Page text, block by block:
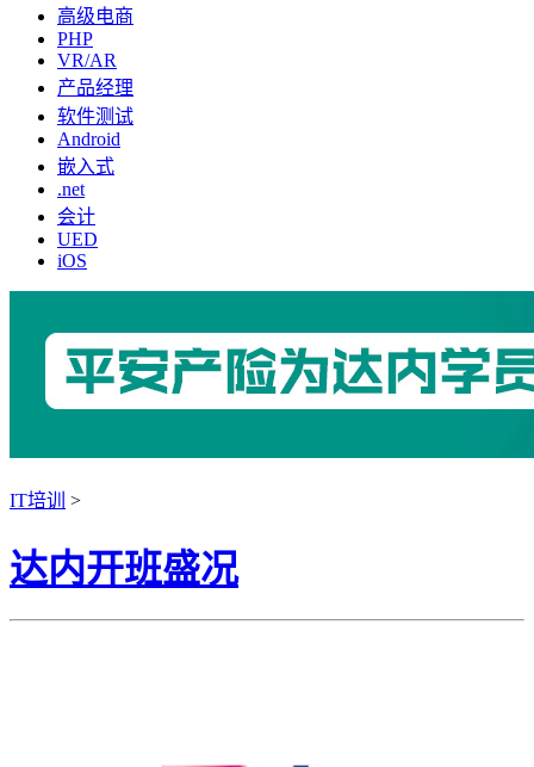
高级电商
PHP
VR/AR
产品经理
软件测试
Android
嵌入式
.net
会计
UED
iOS
IT培训 >
达内开班盛况